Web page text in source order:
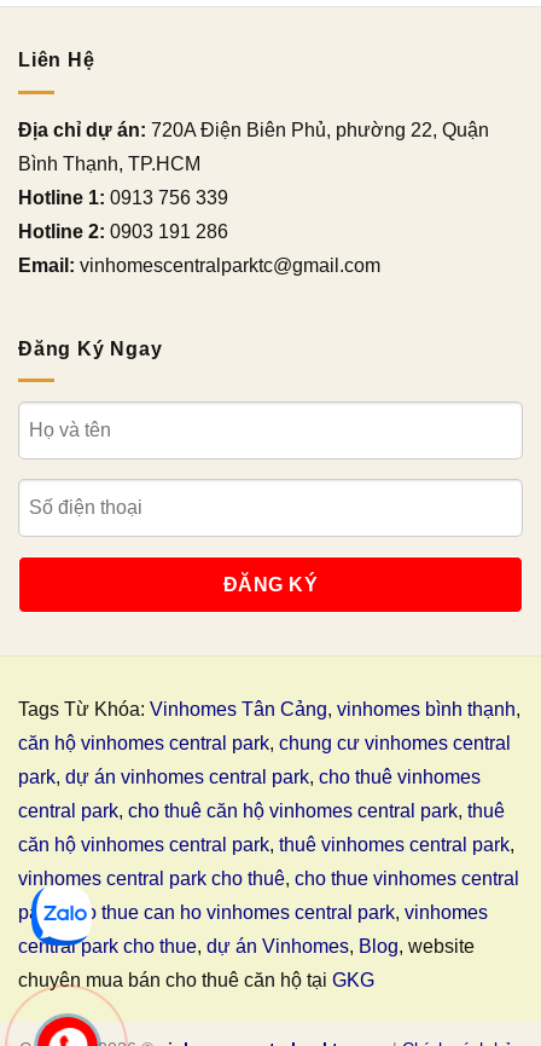
Liên Hệ
Địa chỉ dự án: 720A Điện Biên Phủ, phường 22, Quận
Bình Thạnh, TP.HCM
Hotline 1: 0913 756 339
Hotline 2: 0903 191 286
Email: vinhomescentralparktc@gmail.com
Đăng Ký Ngay
Tags Từ Khóa: Vinhomes Tân Cảng, vinhomes bình thạnh,
căn hộ vinhomes central park, chung cư vinhomes central
park, dự án vinhomes central park, cho thuê vinhomes
central park, cho thuê căn hộ vinhomes central park, thuê
căn hộ vinhomes central park, thuê vinhomes central park,
vinhomes central park cho thuê, cho thue vinhomes central
park,cho thue can ho vinhomes central park, vinhomes
central park cho thue, dự án Vinhomes, Blog, website
chuyên mua bán cho thuê căn hộ tại GKG